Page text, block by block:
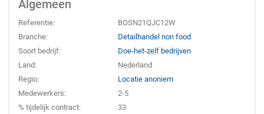
Algemeen
Referentie:
BOSN21QJC12W
Branche:
Detailhandel non food
Soort bedrijf:
Doe-het-zelf bedrijven
Land:
Nederland
Regio:
Locatie anoniem
Medewerkers:
2-5
% tijdelijk contract:
33